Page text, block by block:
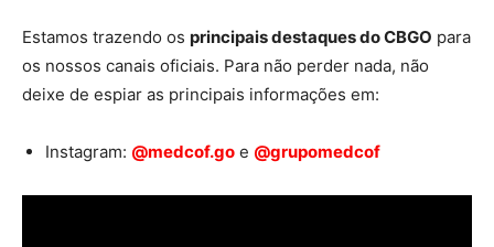
Estamos trazendo os principais destaques do CBGO para
os nossos canais oficiais. Para não perder nada, não
deixe de espiar as principais informações em:
Instagram: @medcof.go e @grupomedcof